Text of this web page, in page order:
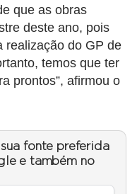
que as obras
deste ano, pois
realização do GP de
temos que ter
prontos”, afirmou o
sua fonte preferida
e também no